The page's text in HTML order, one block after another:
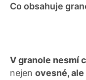
Co obsahuje
V granole nesmí
nejen ovesné,